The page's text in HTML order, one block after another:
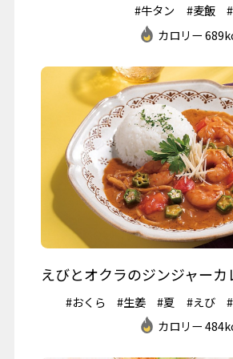
#牛タン #麦飯
カロリー
えびとオクラのジンジャーカ
#おくら #生姜 #夏 #えび
カロリー